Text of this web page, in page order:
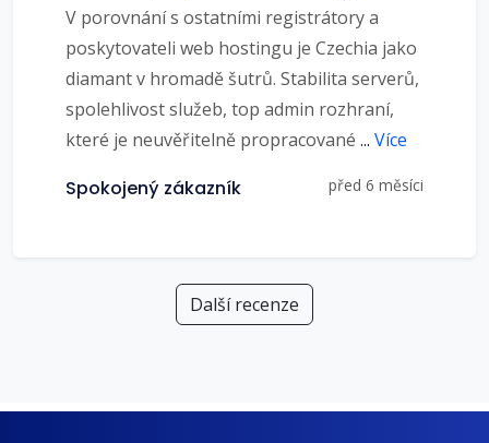
V porovnání s ostatními registrátory a
poskytovateli web hostingu je Czechia jako
diamant v hromadě šutrů. Stabilita serverů,
spolehlivost služeb, top admin rozhraní,
které je neuvěřitelně propracované ... Více
Spokojený zákazník před 6 měsíci
Další recenze